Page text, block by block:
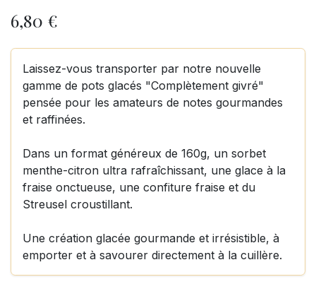
6,80 €
Laissez-vous transporter par notre nouvelle
gamme de pots glacés "Complètement givré"
pensée pour les amateurs de notes gourmandes
et raffinées.
Dans un format généreux de 160g, un sorbet
menthe-citron ultra rafraîchissant, une glace à la
fraise onctueuse, une confiture fraise et du
Streusel croustillant.
Une création glacée gourmande et irrésistible, à
emporter et à savourer directement à la cuillère.